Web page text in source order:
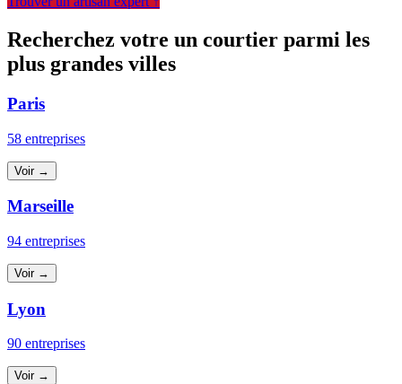
Recherchez votre un courtier parmi les
plus grandes villes
Paris
58 entreprises
Voir →
Marseille
94 entreprises
Voir →
Lyon
90 entreprises
Voir →